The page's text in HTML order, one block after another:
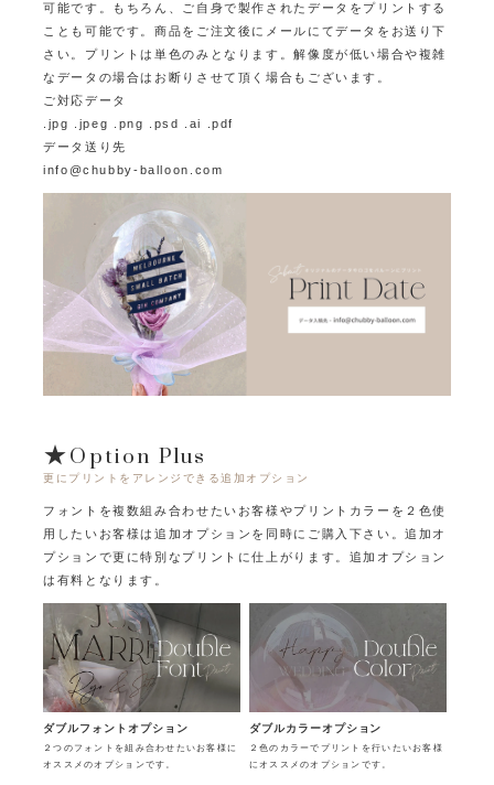
可能です。
もちろん、ご自身で製作されたデータをプリントする
ことも可能です。商品をご注文後にメールにてデータをお送り下
さい。プリントは単色のみとなります。解像度が低い場合や複雑
なデータの場合はお断りさせて頂く場合もございます。
ご対応データ
.jpg .jpeg .png .psd .ai .pdf
データ送り先
info@chubby-balloon.com
★Option Plus
更にプリントをアレンジできる追加オプション
フォントを複数組み合わせたいお客様やプリントカラーを２色使
用したいお客様は追加オプションを同時にご購入下さい。追加オ
プションで更に特別なプリントに仕上がります。追加オプション
は有料となります。
ダブルフォントオプション
２つのフォントを組み合わせたいお客様に
オススメのオプションです。
ダブルカラーオプション
２色のカラーでプリントを行いたいお客様
にオススメのオプションです。